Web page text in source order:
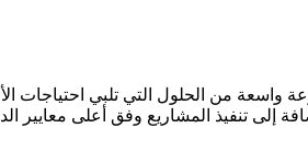
من الحلول التي تلبي احتياجات
إلى تنفيذ المشاريع وفق أعلى معايير